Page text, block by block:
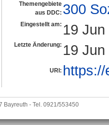
Themengebiete
aus DDC: 300
Eingestellt am: 19
Letzte Änderung: 19
URI:
Bayreuth - Tel. 0921/553450